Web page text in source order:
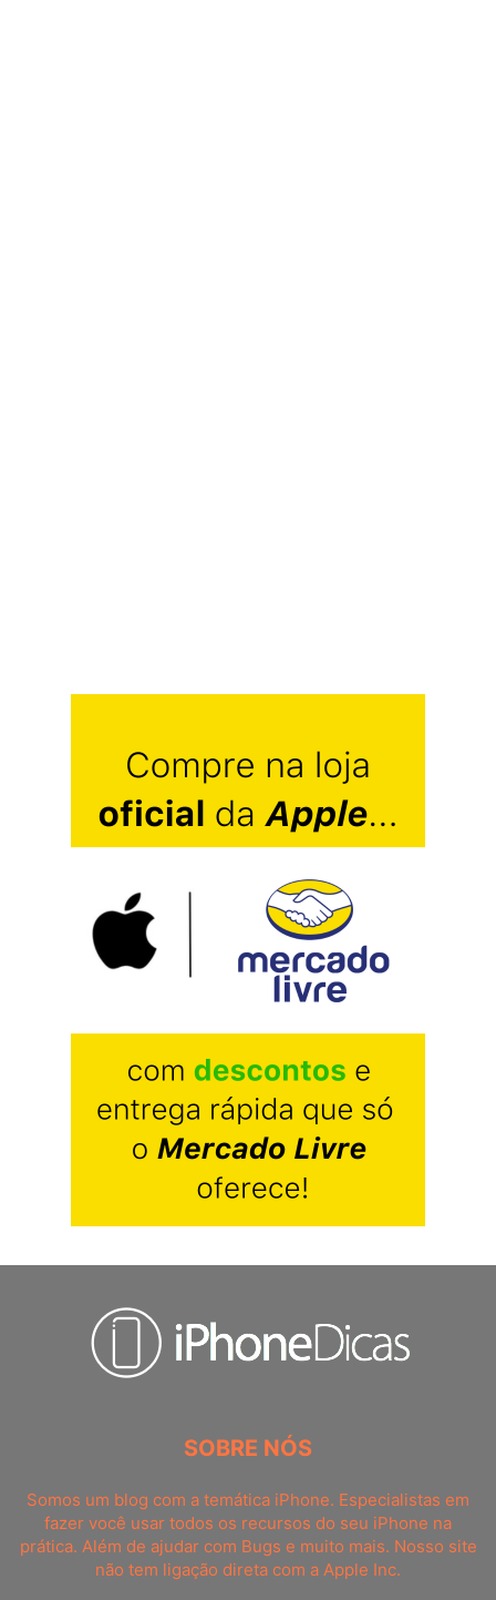
SOBRE NÓS
Somos um blog com a temática iPhone. Especialistas em
fazer você usar todos os recursos do seu iPhone na
prática. Além de ajudar com Bugs e muito mais. Nosso site
não tem ligação direta com a Apple Inc.